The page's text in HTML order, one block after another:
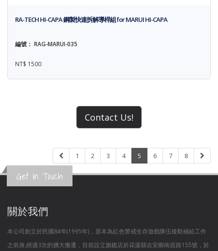
RA-TECH HI-CAPA 鋼製快速拆解導桿組 for MARUI HI-CAPA
編號： RAG-MARUI-035
NT$ 1500
Contact Us!
1 2 3 4 5 6 7 8
Get in Touch
關於我們
本公司創立於民國84年(1995年)，原本為紅色警戒生存遊戲隊伍後勤補給工作
之前身,經過3次的擴大搬遷，目前設立旗鑑店於花蓮縣吉安鄉南昌路155號，於